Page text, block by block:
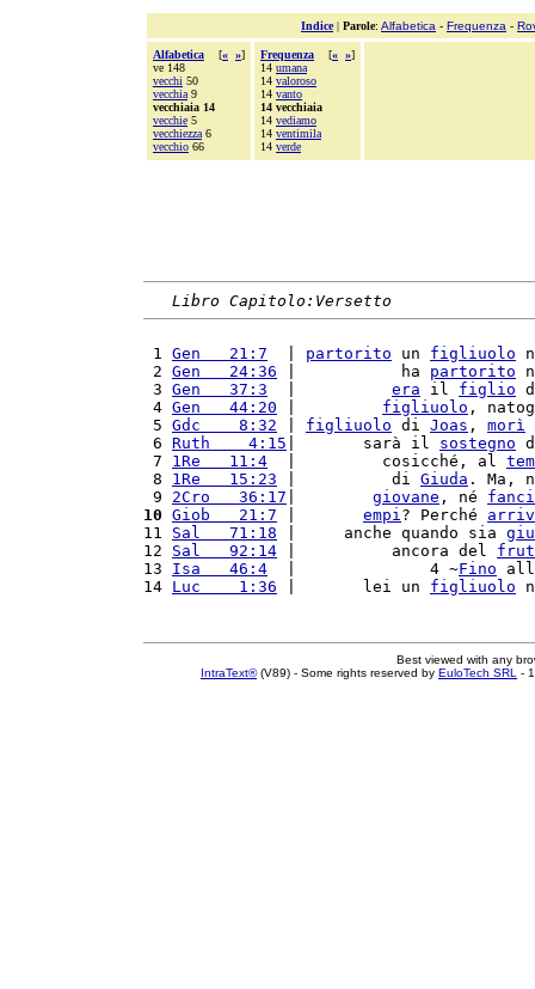
Indice| Parole: Alfabetica - Frequenza -
Alfabetica [« »]
ve 148
vecchi 50
vecchia 9
vecchiaia 14
vecchie 5
vecchiezza 6
vecchio 66
Frequenza [« »]
14 umana
14 valoroso
14 vanto
14 vecchiaia
14 vediamo
14 ventimila
14 verde
Libro Capitolo:Versetto
1 Gen   21:7 partorito un figliuolo
2 Gen   24:36 |           ha partorito
3 Gen   37:3 era il figlio
4 Gen   44:20 figliuolo ,
5 Gdc    8:32 figliuolo di Joas , morì
6 Ruth    4:15 |       sarà il sostegno
7 1Re   11:4
  |         cosicché, al
8 1Re   15:23 |          di Giuda . Ma,
9 2Cro   36:17 giovane , né
10 Giob   21:7 empi? Perché
11 Sal   71:18 |     anche quando sia
12 Sal   92:14 |          ancora del
13 Isa   46:4
  |              4 ~
Fino
14 Luc    1:36 |       lei un figliuolo
Best viewed with any
IntraText®(V89) - Some rights reserved by EuloTech SRL -